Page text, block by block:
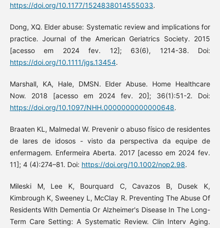
https://doi.org/10.1177/1524838014555033.
Dong, XQ. Elder abuse: Systematic review and implications for
practice. Journal of the American Geriatrics Society. 2015
[acesso em 2024 fev. 12]; 63(6), 1214-38. Doi:
https://doi.org/10.1111/jgs.13454.
Marshall, KA, Hale, DMSN. Elder Abuse. Home Healthcare
Now. 2018 [acesso em 2024 fev. 20]; 36(1):51-2. Doi:
https://doi.org/10.1097/NHH.0000000000000648.
Braaten KL, Malmedal W. Prevenir o abuso físico de residentes
de lares de idosos - visto da perspectiva da equipe de
enfermagem. Enfermeira Aberta. 2017 [acesso em 2024 fev.
11]; 4 (4):274–81. Doi: https://doi.org/10.1002/nop2.98.
Mileski M, Lee K, Bourquard C, Cavazos B, Dusek K,
Kimbrough K, Sweeney L, McClay R. Preventing The Abuse Of
Residents With Dementia Or Alzheimer's Disease In The Long-
Term Care Setting: A Systematic Review. Clin Interv Aging.